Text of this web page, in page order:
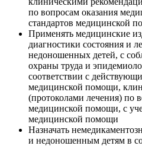
по вопросам оказания
стандартов медицинской
Применять медицинские
диагностики состояния и
недоношенных детей, с
охраны труда и
соответствии с
медицинской помощи,
(протоколами лечения) по
медицинской помощи, с
медицинской помощи
Назначать
и недоношенным детям в